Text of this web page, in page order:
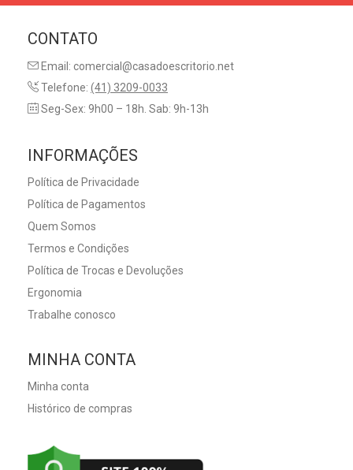
CONTATO
Email: comercial@casadoescritorio.net
Telefone: (41) 3209-0033
Seg-Sex: 9h00 – 18h. Sab: 9h-13h
INFORMAÇÕES
Política de Privacidade
Política de Pagamentos
Quem Somos
Termos e Condições
Política de Trocas e Devoluções
Ergonomia
Trabalhe conosco
MINHA CONTA
Minha conta
Histórico de compras